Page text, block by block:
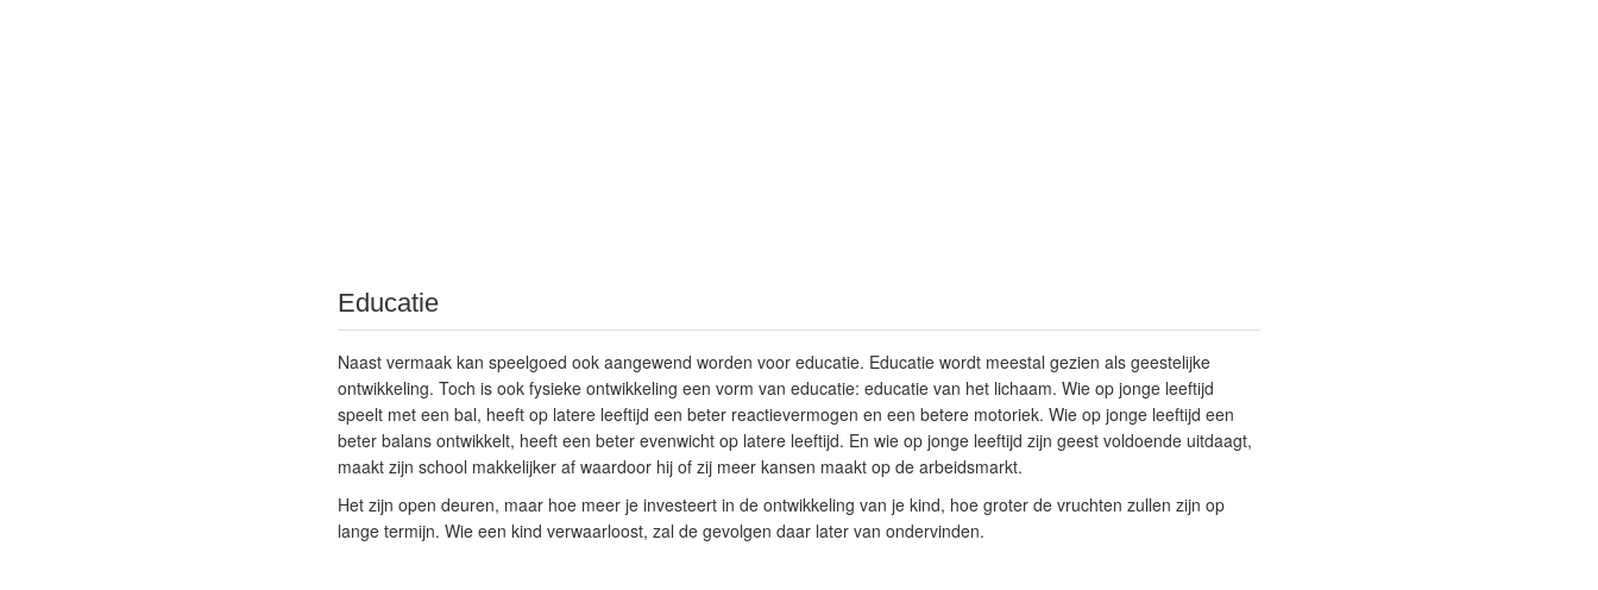
Educatie
Naast vermaak kan speelgoed ook aangewend worden voor educatie. Educatie wordt meestal gezien als geestelijke
ontwikkeling. Toch is ook fysieke ontwikkeling een vorm van educatie: educatie van het lichaam. Wie op jonge leeftijd
speelt met een bal, heeft op latere leeftijd een beter reactievermogen en een betere motoriek. Wie op jonge leeftijd een
beter balans ontwikkelt, heeft een beter evenwicht op latere leeftijd. En wie op jonge leeftijd zijn geest voldoende uitdaagt,
maakt zijn school makkelijker af waardoor hij of zij meer kansen maakt op de arbeidsmarkt.
Het zijn open deuren, maar hoe meer je investeert in de ontwikkeling van je kind, hoe groter de vruchten zullen zijn op
lange termijn. Wie een kind verwaarloost, zal de gevolgen daar later van ondervinden.